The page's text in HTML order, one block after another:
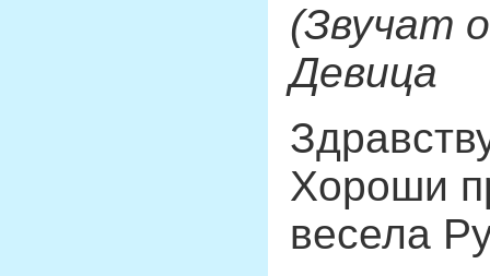
(Звучат
Девица
Хороши
весела